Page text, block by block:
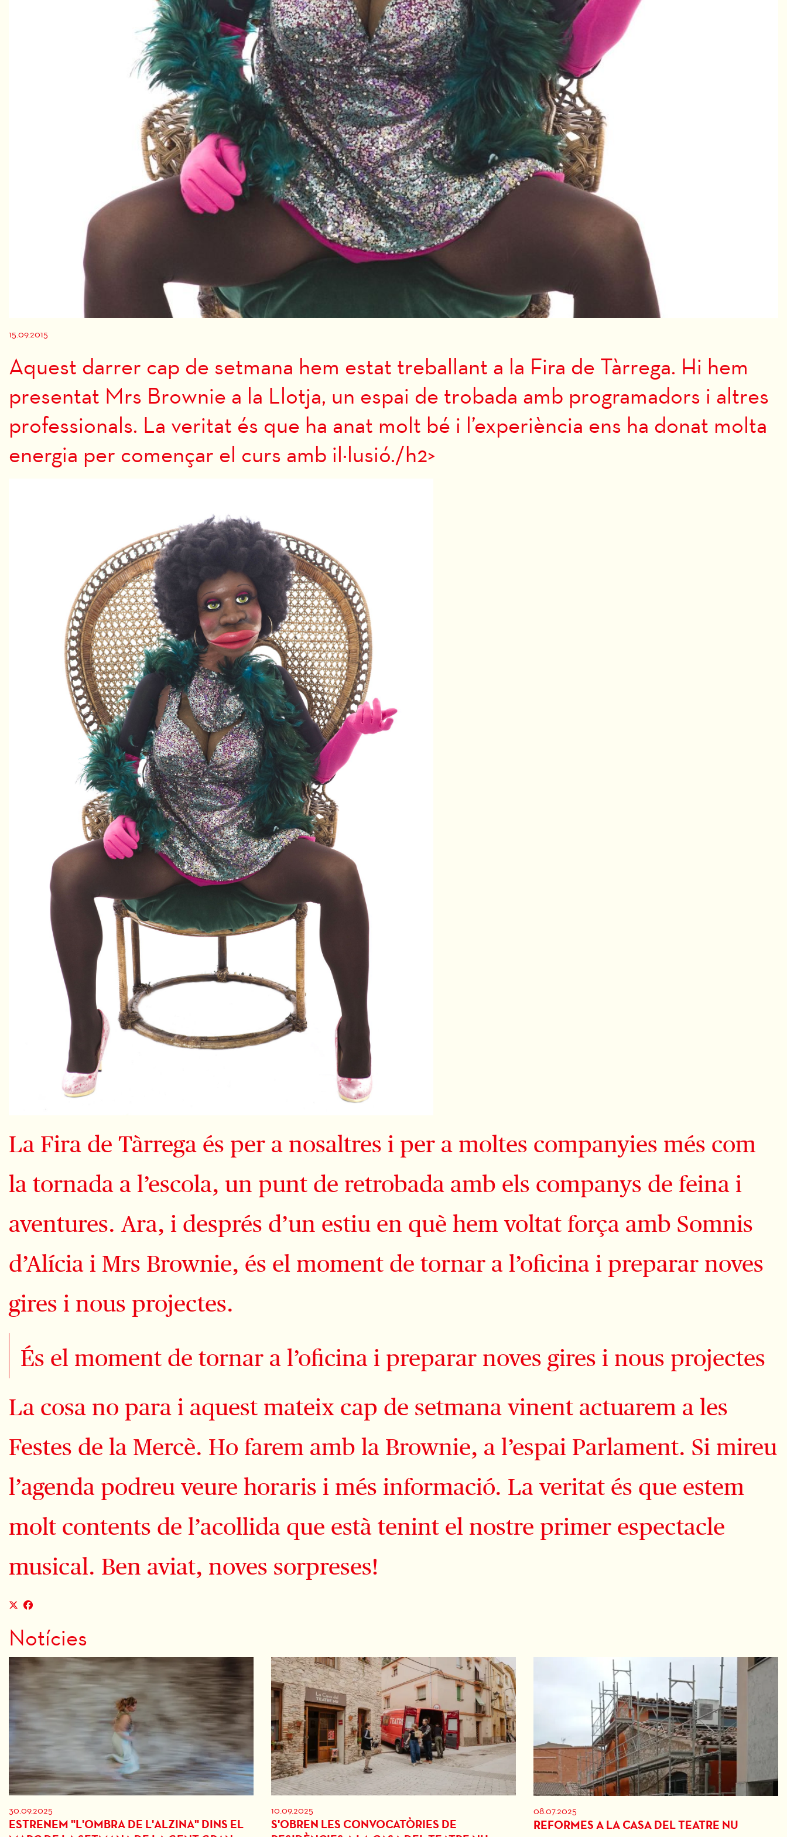
15.09.2015
Aquest darrer cap de setmana hem estat treballant a la Fira de Tàrrega. Hi hem
presentat Mrs Brownie a la Llotja, un espai de trobada amb programadors i altres
professionals. La veritat és que ha anat molt bé i l’experiència ens ha donat molta
energia per començar el curs amb il·lusió./h2>
La Fira de Tàrrega és per a nosaltres i per a moltes companyies més com
la tornada a l’escola, un punt de retrobada amb els companys de feina i
aventures. Ara, i després d’un estiu en què hem voltat força amb Somnis
d’Alícia i Mrs Brownie, és el moment de tornar a l’oficina i preparar noves
gires i nous projectes.
És el moment de tornar a l’oficina i preparar noves gires i nous projectes
La cosa no para i aquest mateix cap de setmana vinent actuarem a les
Festes de la Mercè. Ho farem amb la Brownie, a l’espai Parlament. Si mireu
l’agenda podreu veure horaris i més informació. La veritat és que estem
molt contents de l’acollida que està tenint el nostre primer espectacle
musical. Ben aviat, noves sorpreses!
Notícies
30.09.2025
ESTRENEM "L'OMBRA DE L'ALZINA" DINS EL
10.09.2025
S'OBREN LES CONVOCATÒRIES DE
08.07.2025
REFORMES A LA CASA DEL TEATRE NU